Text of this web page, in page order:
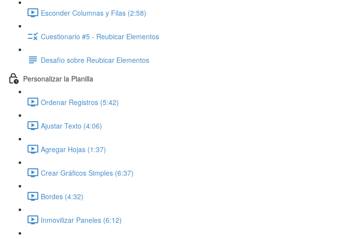
Esconder Columnas y Filas (2:58)
Cuestionario #5 - Reubicar Elementos
Desafío sobre Reubicar Elementos
Personalizar la Planilla
Ordenar Registros (5:42)
Ajustar Texto (4:06)
Agregar Hojas (1:37)
Crear Gráficos Simples (6:37)
Bordes (4:32)
Inmovilizar Paneles (6:12)